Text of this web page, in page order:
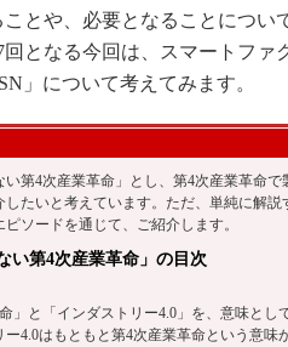
とや、必要となることについ
となる今回は、スマートファ
」について考えてみます。
第4次産業革命」とし、第4次産業革命
たいと考えています。ただ、単純に解
ソードを通じて、ご紹介します。
い第4次産業革命」の目次
」と「インダストリー4.0」を、意味とし
4.0はもともと第4次産業革命という意味